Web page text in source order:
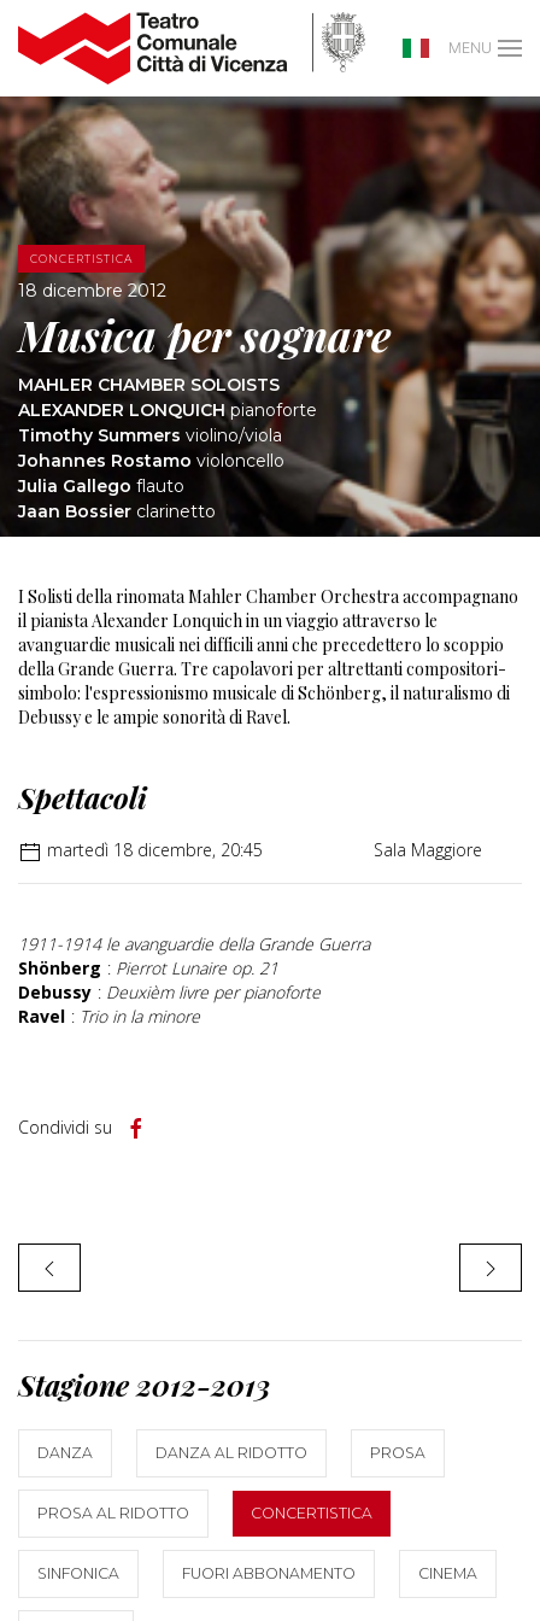
MENU
CONCERTISTICA
18 dicembre 2012
Musica per sognare
MAHLER CHAMBER SOLOISTS
ALEXANDER LONQUICH pianoforte
Timothy Summers violino/viola
Johannes Rostamo violoncello
Julia Gallego flauto
Jaan Bossier clarinetto
I Solisti della rinomata Mahler Chamber Orchestra accompagnano
il pianista Alexander Lonquich in un viaggio attraverso le
avanguardie musicali nei difficili anni che precedettero lo scoppio
della Grande Guerra. Tre capolavori per altrettanti compositori-
simbolo: l'espressionismo musicale di Schönberg, il naturalismo di
Debussy e le ampie sonorità di Ravel.
Spettacoli
martedì 18 dicembre, 20:45 Sala Maggiore
1911-1914 le avanguardie della Grande Guerra
Shönberg : Pierrot Lunaire op. 21
Debussy : Deuxièm livre per pianoforte
Ravel : Trio in la minore
Condividi su
Stagione 2012-2013
DANZA DANZA AL RIDOTTO PROSA
PROSA AL RIDOTTO CONCERTISTICA
SINFONICA FUORI ABBONAMENTO CINEMA